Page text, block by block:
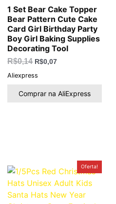
1 Set Bear Cake Topper
Bear Pattern Cute Cake
Card Girl Birthday Party
Boy Girl Baking Supplies
Decorating Tool
R$0,14 R$0,07
Aliexpress
Comprar na AliExpress
Oferta!
preço
era:
R$0,10.
preço
é:
R$0,06.